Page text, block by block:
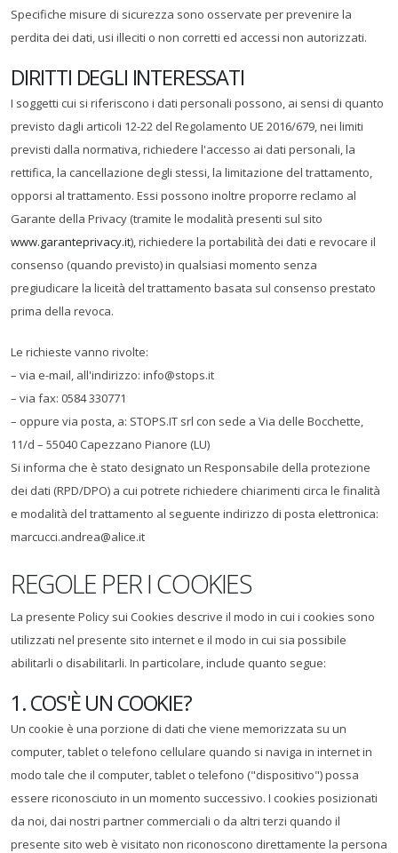
Specifiche misure di sicurezza sono osservate per prevenire la
perdita dei dati, usi illeciti o non corretti ed accessi non autorizzati.
DIRITTI DEGLI INTERESSATI
I soggetti cui si riferiscono i dati personali possono, ai sensi di quanto
previsto dagli articoli 12-22 del Regolamento UE 2016/679, nei limiti
previsti dalla normativa, richiedere l'accesso ai dati personali, la
rettifica, la cancellazione degli stessi, la limitazione del trattamento,
opporsi al trattamento. Essi possono inoltre proporre reclamo al
Garante della Privacy (tramite le modalità presenti sul sito
www.garanteprivacy.it), richiedere la portabilità dei dati e revocare il
consenso (quando previsto) in qualsiasi momento senza
pregiudicare la liceità del trattamento basata sul consenso prestato
prima della revoca.
Le richieste vanno rivolte:
– via e-mail, all'indirizzo: info@stops.it
– via fax: 0584 330771
– oppure via posta, a: STOPS.IT srl con sede a Via delle Bocchette,
11/d – 55040 Capezzano Pianore (LU)
Si informa che è stato designato un Responsabile della protezione
dei dati (RPD/DPO) a cui potrete richiedere chiarimenti circa le finalità
e modalità del trattamento al seguente indirizzo di posta elettronica:
marcucci.andrea@alice.it
REGOLE PER I COOKIES
La presente Policy sui Cookies descrive il modo in cui i cookies sono
utilizzati nel presente sito internet e il modo in cui sia possibile
abilitarli o disabilitarli. In particolare, include quanto segue:
1. COS'È UN COOKIE?
Un cookie è una porzione di dati che viene memorizzata su un
computer, tablet o telefono cellulare quando si naviga in internet in
modo tale che il computer, tablet o telefono ("dispositivo") possa
essere riconosciuto in un momento successivo. I cookies posizionati
da noi, dai nostri partner commerciali o da altri terzi quando il
presente sito web è visitato non riconoscono direttamente la persona